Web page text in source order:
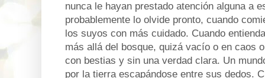
nunca le hayan prestado atención alguna a
probablemente lo olvide pronto, cuando
los suyos con más cuidado. Cuando
más allá del bosque, quizá vacío o en caos
con bestias y sin una verdad clara. Un
por la tierra escapándose entre sus dedos.